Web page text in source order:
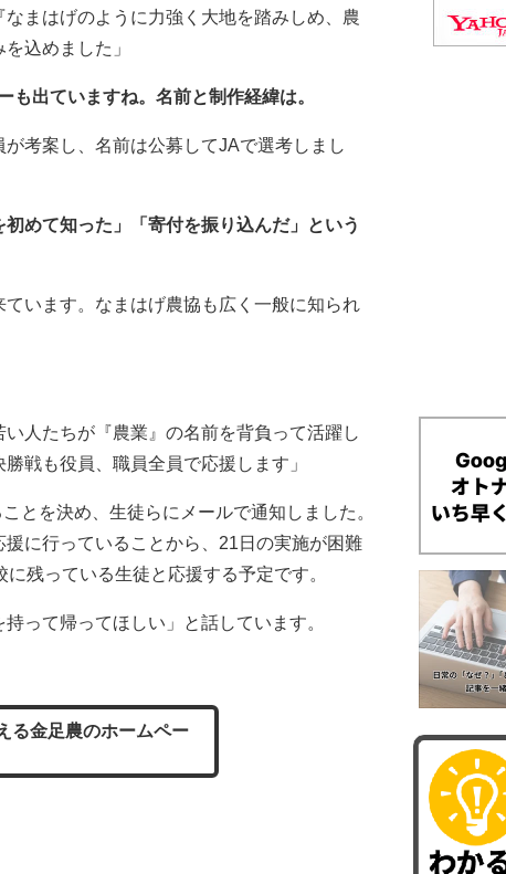
まはげのように力強く大地を踏みしめ、農
込めました」
出ていますね。名前と制作経緯は。
考案し、名前は公募してJAで選考しまし
めて知った」「寄付を振り込んだ」という
います。なまはげ農協も広く一般に知られ
人たちが『農業』の名前を背負って活躍し
戦も役員、職員全員で応援します」
とを決め、生徒らにメールで通知しました。
に行っていることから、21日の実施が困難
残っている生徒と応援する予定です。
って帰ってほしい」と話しています。
る金足農のホームペー